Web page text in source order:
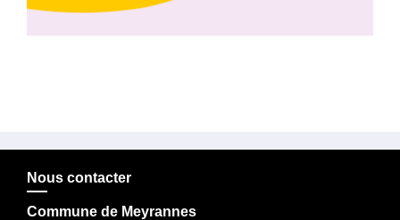
Nous contacter
Commune de Meyrannes